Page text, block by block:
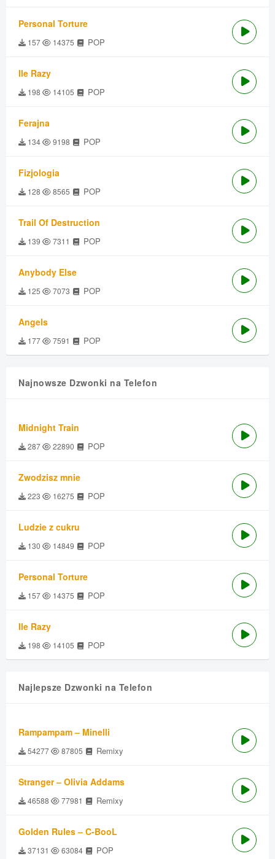
Personal Torture
157 14375 POP
Ile Razy
198 14105 POP
Ferajna
134 9198 POP
Fizjologia
128 8565 POP
Trail Of Destruction
139 7311 POP
Anybody Else
125 7073 POP
Angels
177 7591 POP
Najnowsze Dzwonki na Telefon
Midnight Train
287 22890 POP
Zwodzisz mnie
223 16275 POP
Ludzie z cukru
130 14849 POP
Personal Torture
157 14375 POP
Ile Razy
198 14105 POP
Najlepsze Dzwonki na Telefon
Rampampam – Minelli
54277 87805 Remixy
Stranger – Olivia Addams
46588 77981 Remixy
Golden Rules – C-BooL
37131 63084 POP